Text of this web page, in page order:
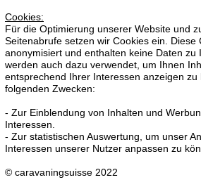
Cookies:
Für die Optimierung unserer Website und
Seitenabrufe setzen wir Cookies ein. Diese
anonymisiert und enthalten keine Daten zu
werden auch dazu verwendet, um Ihnen
entsprechend Ihrer Interessen anzeigen zu
folgenden Zwecken:
- Zur Einblendung von Inhalten und
Interessen.
- Zur statistischen Auswertung, um unser
Interessen unserer Nutzer anpassen zu
© caravaningsuisse 2022